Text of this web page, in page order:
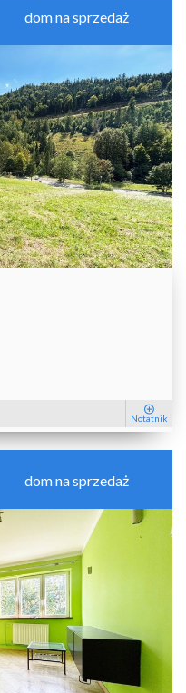
dom na sprzedaż
Notatnik
dom na sprzedaż